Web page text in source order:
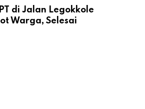
di Jalan Legokkole
Warga, Selesai